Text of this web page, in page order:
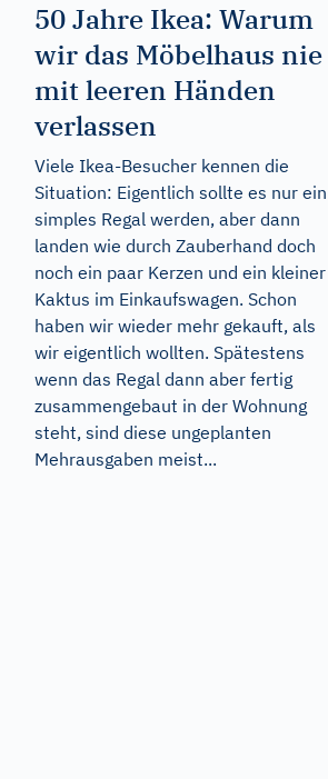
50 Jahre Ikea: Warum
wir das Möbelhaus nie
mit leeren Händen
verlassen
Viele Ikea-Besucher kennen die
Situation: Eigentlich sollte es nur ein
simples Regal werden, aber dann
landen wie durch Zauberhand doch
noch ein paar Kerzen und ein kleiner
Kaktus im Einkaufswagen. Schon
haben wir wieder mehr gekauft, als
wir eigentlich wollten. Spätestens
wenn das Regal dann aber fertig
zusammengebaut in der Wohnung
steht, sind diese ungeplanten
Mehrausgaben meist...